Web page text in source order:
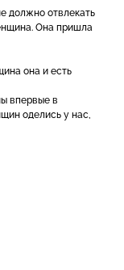
должно отвлекать
Она пришла
она и есть
впервые в
оделись у нас,